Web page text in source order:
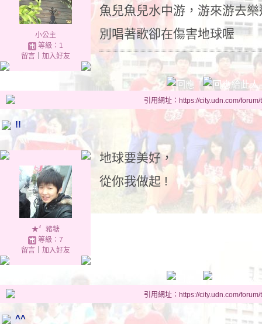
小公主
等級：1
留言｜ 加入好友
魚兒魚兒水中游，游來游去
別唱著歌卻在傷害地球喔
引用網址：https://city.udn.com/
!!
★〞豬糖
等級：7
留言｜ 加入好友
地球要美好，
從你我做起 !
引用網址：https://city.udn.com/
^^